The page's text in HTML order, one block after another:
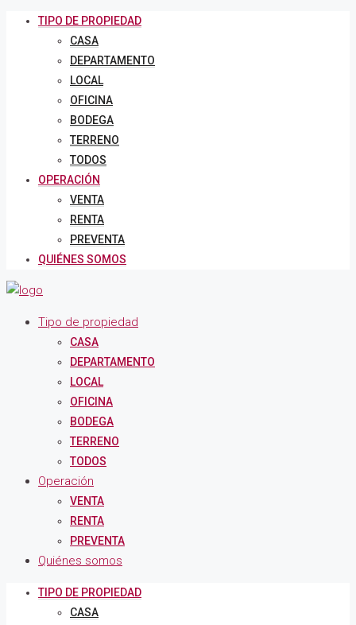
TIPO DE PROPIEDAD
CASA
DEPARTAMENTO
LOCAL
OFICINA
BODEGA
TERRENO
TODOS
OPERACIÓN
VENTA
RENTA
PREVENTA
QUIÉNES SOMOS
Tipo de propiedad
CASA
DEPARTAMENTO
LOCAL
OFICINA
BODEGA
TERRENO
TODOS
Operación
VENTA
RENTA
PREVENTA
Quiénes somos
TIPO DE PROPIEDAD
CASA